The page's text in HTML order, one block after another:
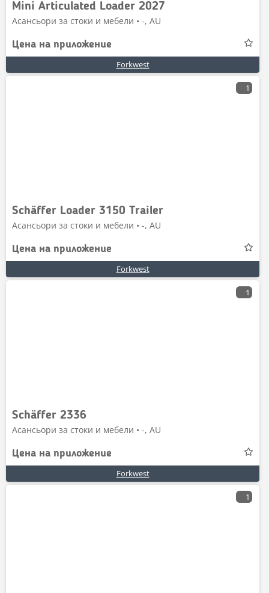
Mini Articulated Loader 2027
Асансьори за стоки и мебели • -, AU
Цена на приложение
Forkwest
1
Schäffer Loader 3150 Trailer
Асансьори за стоки и мебели • -, AU
Цена на приложение
Forkwest
1
Schäffer 2336
Асансьори за стоки и мебели • -, AU
Цена на приложение
Forkwest
1